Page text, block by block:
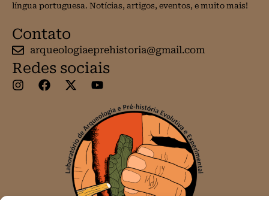
língua portuguesa. Notícias, artigos, eventos, e muito mais!
Contato
arqueologiaeprehistoria@gmail.com
Redes sociais